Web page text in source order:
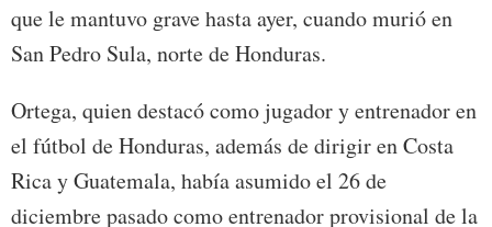
que le mantuvo grave hasta ayer, cuando murió en
San Pedro Sula, norte de Honduras.
Ortega, quien destacó como jugador y entrenador en
el fútbol de Honduras, además de dirigir en Costa
Rica y Guatemala, había asumido el 26 de
diciembre pasado como entrenador provisional de la